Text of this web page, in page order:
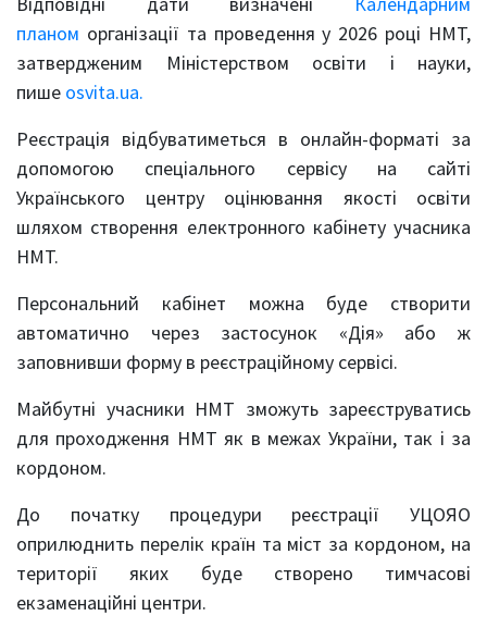
планом організації та проведення у 2026 році НМТ,
затвердженим Міністерством освіти і науки,
пише osvita.ua.
Реєстрація відбуватиметься в онлайн-форматі за
допомогою спеціального сервісу на сайті
Українського центру оцінювання якості освіти
шляхом створення електронного кабінету учасника
НМТ.
Персональний кабінет можна буде створити
автоматично через застосунок «Дія» або ж
заповнивши форму в реєстраційному сервісі.
Майбутні учасники НМТ зможуть зареєструватись
для проходження НМТ як в межах України, так і за
кордоном.
До початку процедури реєстрації УЦОЯО
оприлюднить перелік країн та міст за кордоном, на
території яких буде створено тимчасові
екзаменаційні центри.